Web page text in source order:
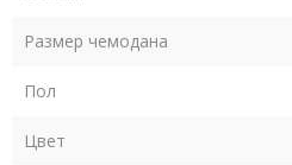
Размер чемодана
Пол
Цвет